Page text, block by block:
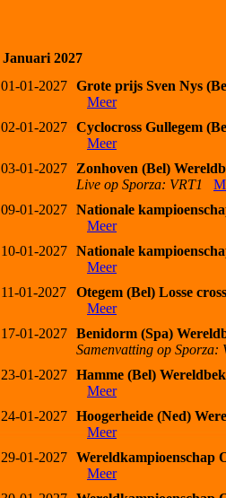
Januari 2027
01-01-2027 Grote prijs Sven Nys
Meer
02-01-2027 Cyclocross Gullegem
Meer
03-01-2027
Zonhoven (Bel)
Live op Sporza: VRT1
09-01-2027 Nationale
Meer
10-01-2027 Nationale
Meer
11-01-2027
Otegem (Bel) Losse cross
Meer
17-01-2027 Benidorm (Spa)
Samenvatting op Sporza:
23-01-2027 Hamme (Bel)
Meer
24-01-2027 Hoogerheide (Ned)
Meer
29-01-2027 Wereldkampioenschap
Meer